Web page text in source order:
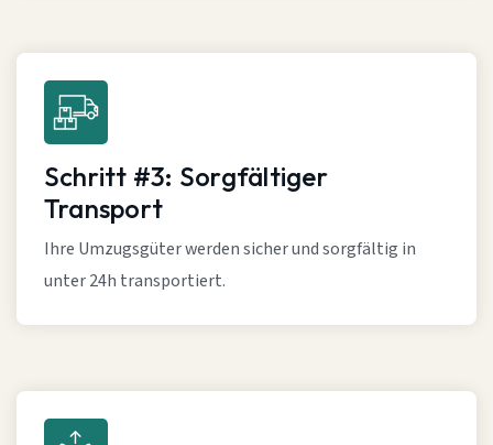
Schritt #3: Sorgfältiger
Transport
Ihre Umzugsgüter werden sicher und sorgfältig in
unter 24h transportiert.